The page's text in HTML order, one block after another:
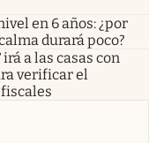
en 6 años: ¿por
durará poco?
a las casas con
verificar el